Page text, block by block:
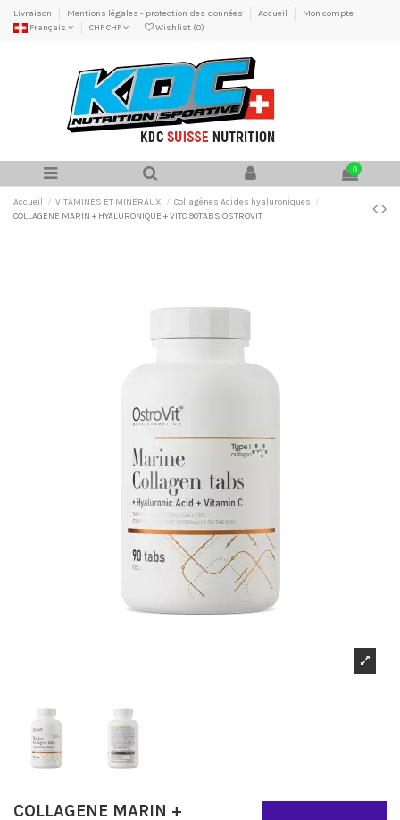
Livraison Mentions légales - protection des données Accueil
Mon compte
Français
CHF CHF Wishlist (0)
0
Accueil VITAMINES ET MINERAUX
Collagènes Acides hyaluroniques
COLLAGENE MARIN + HYALURONIQUE + VITC 90TABS OSTROVIT
COLLAGENE MARIN +